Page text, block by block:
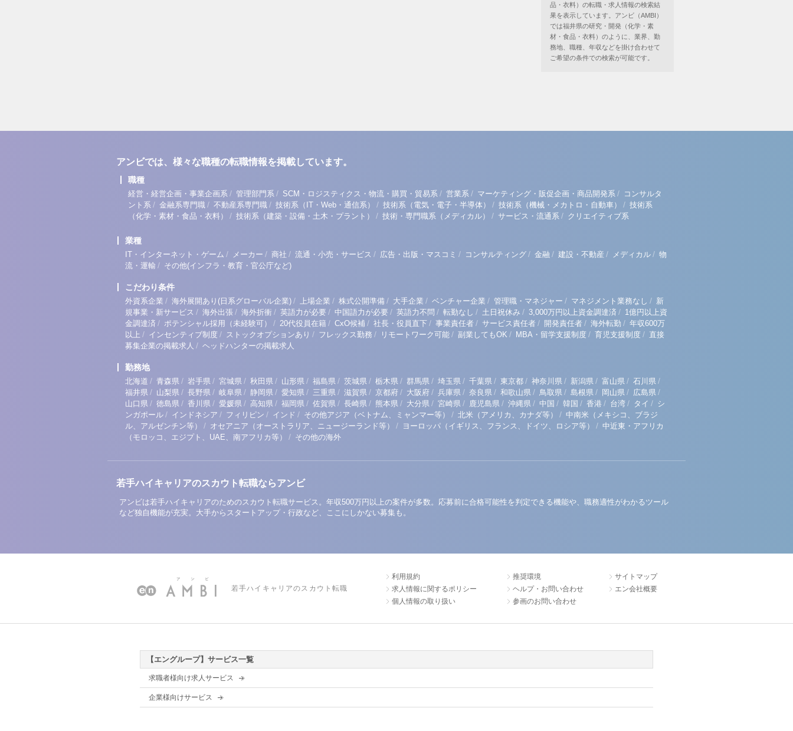
品・衣料）の転職・求人情報の検索結
果を表示しています。アンビ（AMBI）
では福井県の研究・開発（化学・素
材・食品・衣料）のように、業界、勤
務地、職種、年収などを掛け合わせて
ご希望の条件での検索が可能です。
アンビでは、様々な職種の転職情報を掲載しています。
職種
経営・経営企画・事業企画系 / 管理部門系 / SCM・ロジスティクス・物流・購買・貿易系 / 営業系 / マーケティング・販促企画・商品開発系 / コンサルタ
ント系 / 金融系専門職 / 不動産系専門職 / 技術系（IT・Web・通信系） / 技術系（電気・電子・半導体） / 技術系（機械・メカトロ・自動車） / 技術系
（化学・素材・食品・衣料）
/ 技術系（建築・設備・土木・プラント） / 技術・専門職系（メディカル） / サービス・流通系 / クリエイティブ系
業種
IT・インターネット・ゲーム / メーカー / 商社 / 流通・小売・サービス / 広告・出版・マスコミ / コンサルティング / 金融 / 建設・不動産 / メディカル / 物
流・運輸 / その他(インフラ・教育・官公庁など)
こだわり条件
外資系企業 / 海外展開あり(日系グローバル企業) / 上場企業 / 株式公開準備 / 大手企業 / ベンチャー企業 / 管理職・マネジャー / マネジメント業務なし / 新
規事業・新サービス / 海外出張 / 海外折衝 / 英語力が必要 / 中国語力が必要 / 英語力不問 / 転勤なし / 土日祝休み / 3,000万円以上資金調達済 / 1億円以上資
金調達済 / ポテンシャル採用（未経験可） / 20代役員在籍 / CxO候補 / 社長・役員直下 / 事業責任者 / サービス責任者 / 開発責任者 / 海外転勤 / 年収600万
以上 / インセンティブ制度 / ストックオプションあり / フレックス勤務 / リモートワーク可能 / 副業してもOK / MBA・留学支援制度 / 育児支援制度 / 直接
募集企業の掲載求人 / ヘッドハンターの掲載求人
勤務地
北海道 / 青森県 / 岩手県 / 宮城県 / 秋田県 / 山形県 / 福島県 / 茨城県 / 栃木県 / 群馬県 / 埼玉県 / 千葉県 / 東京都 / 神奈川県 / 新潟県 / 富山県 / 石川県 /
福井県 / 山梨県 / 長野県 / 岐阜県 / 静岡県 / 愛知県 / 三重県 / 滋賀県 / 京都府 / 大阪府 / 兵庫県 / 奈良県 / 和歌山県 / 鳥取県 / 島根県 / 岡山県 / 広島県 /
山口県 / 徳島県 / 香川県 / 愛媛県 / 高知県 / 福岡県 / 佐賀県 / 長崎県 / 熊本県 / 大分県 / 宮崎県 / 鹿児島県 / 沖縄県 / 中国 / 韓国 / 香港 / 台湾 / タイ / シ
ンガポール / インドネシア / フィリピン / インド / その他アジア（ベトナム、ミャンマー等） / 北米（アメリカ、カナダ等） / 中南米（メキシコ、ブラジ
ル、アルゼンチン等）
/ オセアニア（オーストラリア、ニュージーランド等） / ヨーロッパ（イギリス、フランス、ドイツ、ロシア等） / 中近東・アフリカ
（モロッコ、エジプト、UAE、南アフリカ等）
/ その他の海外
若手ハイキャリアのスカウト転職ならアンビ
アンビは若手ハイキャリアのためのスカウト転職サービス。年収500万円以上の案件が多数。応募前に合格可能性を判定できる機能や、職務適性がわかるツール
など独自機能が充実。大手からスタートアップ・行政など、ここにしかない募集も。
若手ハイキャリアのスカウト転職
利用規約
求人情報に関するポリシー
個人情報の取り扱い
推奨環境
ヘルプ・お問い合わせ
参画のお問い合わせ
サイトマップ
エン会社概要
【エングループ】サービス一覧
求職者様向け求人サービス
企業様向けサービス